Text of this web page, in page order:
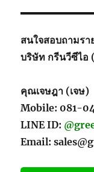
สนใจสอบถามรา
บริษัท กรีนวีซีไอ
คุณเจษฎา (เจษ)
Mobile: 081-
LINE ID:
Email: